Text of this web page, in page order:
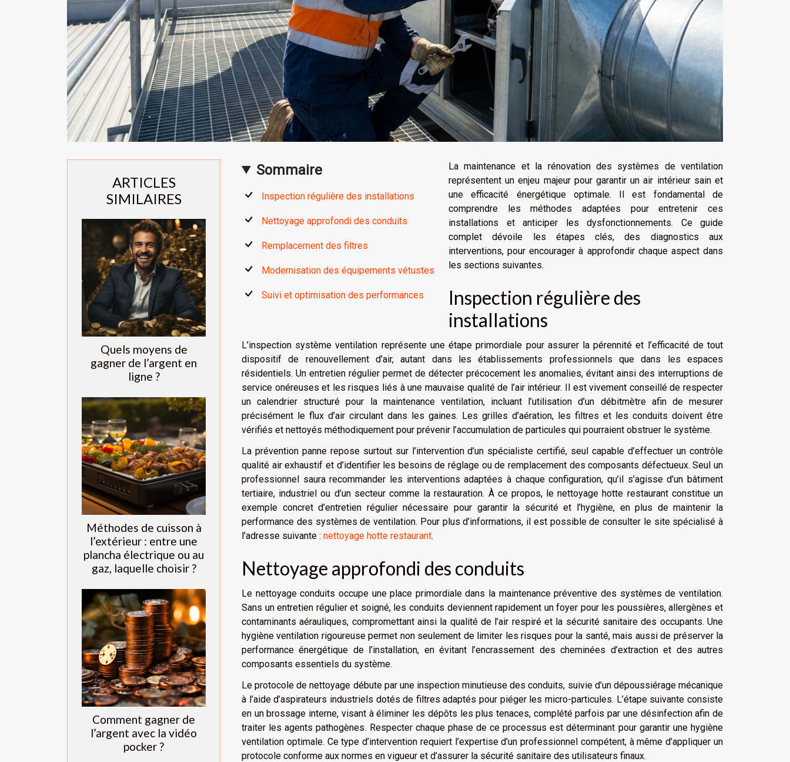
ARTICLES
SIMILAIRES
Quels moyens de
gagner de l’argent en
ligne ?
Méthodes de cuisson à
l’extérieur : entre une
plancha électrique ou au
gaz, laquelle choisir ?
Comment gagner de
l’argent avec la vidéo
pocker ?
Sommaire
Inspection régulière des installations
Nettoyage approfondi des conduits
Remplacement des filtres
Modernisation des équipements vétustes
Suivi et optimisation des performances
La maintenance et la rénovation des systèmes de ventilation
représentent un enjeu majeur pour garantir un air intérieur sain et
une efficacité énergétique optimale. Il est fondamental de
comprendre les méthodes adaptées pour entretenir ces
installations et anticiper les dysfonctionnements. Ce guide
complet dévoile les étapes clés, des diagnostics aux
interventions, pour encourager à approfondir chaque aspect dans
les sections suivantes.
Inspection régulière des
installations
L’inspection système ventilation représente une étape primordiale pour assurer la pérennité et l’efficacité de tout
dispositif de renouvellement d’air, autant dans les établissements professionnels que dans les espaces
résidentiels. Un entretien régulier permet de détecter précocement les anomalies, évitant ainsi des interruptions de
service onéreuses et les risques liés à une mauvaise qualité de l’air intérieur. Il est vivement conseillé de respecter
un calendrier structuré pour la maintenance ventilation, incluant l’utilisation d’un débitmètre afin de mesurer
précisément le flux d’air circulant dans les gaines. Les grilles d’aération, les filtres et les conduits doivent être
vérifiés et nettoyés méthodiquement pour prévenir l’accumulation de particules qui pourraient obstruer le système.
La prévention panne repose surtout sur l’intervention d’un spécialiste certifié, seul capable d’effectuer un contrôle
qualité air exhaustif et d’identifier les besoins de réglage ou de remplacement des composants défectueux. Seul un
professionnel saura recommander les interventions adaptées à chaque configuration, qu’il s’agisse d’un bâtiment
tertiaire, industriel ou d’un secteur comme la restauration. À ce propos, le nettoyage hotte restaurant constitue un
exemple concret d’entretien régulier nécessaire pour garantir la sécurité et l’hygiène, en plus de maintenir la
performance des systèmes de ventilation. Pour plus d’informations, il est possible de consulter le site spécialisé à
l’adresse suivante : nettoyage hotte restaurant.
Nettoyage approfondi des conduits
Le nettoyage conduits occupe une place primordiale dans la maintenance préventive des systèmes de ventilation.
Sans un entretien régulier et soigné, les conduits deviennent rapidement un foyer pour les poussières, allergènes et
contaminants aérauliques, compromettant ainsi la qualité de l’air respiré et la sécurité sanitaire des occupants. Une
hygiène ventilation rigoureuse permet non seulement de limiter les risques pour la santé, mais aussi de préserver la
performance énergétique de l’installation, en évitant l’encrassement des cheminées d’extraction et des autres
composants essentiels du système.
Le protocole de nettoyage débute par une inspection minutieuse des conduits, suivie d’un dépoussiérage mécanique
à l’aide d’aspirateurs industriels dotés de filtres adaptés pour piéger les micro-particules. L’étape suivante consiste
en un brossage interne, visant à éliminer les dépôts les plus tenaces, complété parfois par une désinfection afin de
traiter les agents pathogènes. Respecter chaque phase de ce processus est déterminant pour garantir une hygiène
ventilation optimale. Ce type d’intervention requiert l’expertise d’un professionnel compétent, à même d’appliquer un
protocole conforme aux normes en vigueur et d’assurer la sécurité sanitaire des utilisateurs finaux.